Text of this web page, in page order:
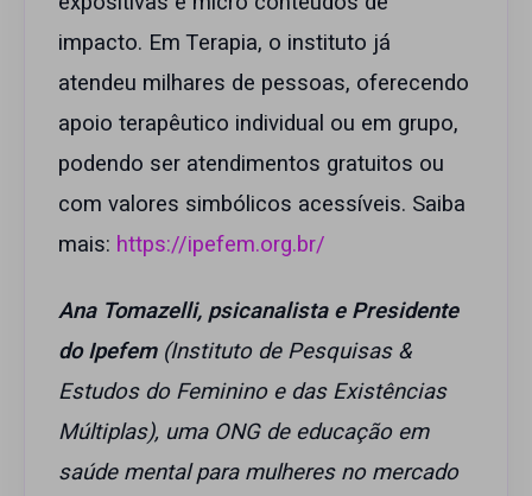
impacto. Em Terapia, o instituto já
atendeu milhares de pessoas, oferecendo
apoio terapêutico individual ou em grupo,
podendo ser atendimentos gratuitos ou
com valores simbólicos acessíveis. Saiba
mais: https://ipefem.org.br/
Ana Tomazelli, psicanalista e Presidente
do Ipefem (Instituto de Pesquisas &
Estudos do Feminino e das Existências
Múltiplas), uma ONG de educação em
saúde mental para mulheres no mercado